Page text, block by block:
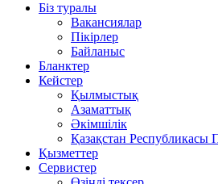
Біз туралы
Вакансиялар
Пікірлер
Байланыс
Бланктер
Кейстер
Қылмыстық
Азаматтық
Әкімшілік
Қазақстан Республикасы
Қызметтер
Сервистер